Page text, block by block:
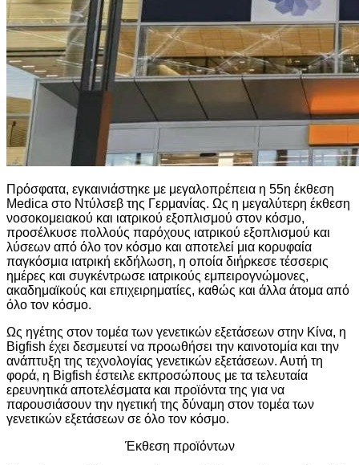
Πρόσφατα, εγκαινιάστηκε με μεγαλοπρέπεια η 55η έκθεση
Medica στο Ντύλσεβ της Γερμανίας. Ως η μεγαλύτερη έκθεση
νοσοκομειακού και ιατρικού εξοπλισμού στον κόσμο,
προσέλκυσε πολλούς παρόχους ιατρικού εξοπλισμού και
λύσεων από όλο τον κόσμο και αποτελεί μια κορυφαία
παγκόσμια ιατρική εκδήλωση, η οποία διήρκεσε τέσσερις
ημέρες και συγκέντρωσε ιατρικούς εμπειρογνώμονες,
ακαδημαϊκούς και επιχειρηματίες, καθώς και άλλα άτομα από
όλο τον κόσμο.
Ως ηγέτης στον τομέα των γενετικών εξετάσεων στην Κίνα, η
Bigfish έχει δεσμευτεί να προωθήσει την καινοτομία και την
ανάπτυξη της τεχνολογίας γενετικών εξετάσεων. Αυτή τη
φορά, η Bigfish έστειλε εκπροσώπους με τα τελευταία
ερευνητικά αποτελέσματα και προϊόντα της για να
παρουσιάσουν την ηγετική της δύναμη στον τομέα των
γενετικών εξετάσεων σε όλο τον κόσμο.
Έκθεση προϊόντων